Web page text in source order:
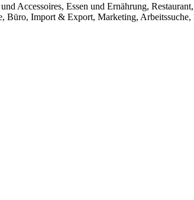
Accessoires, Essen und Ernährung,
Büro, Import & Export, Marketing,